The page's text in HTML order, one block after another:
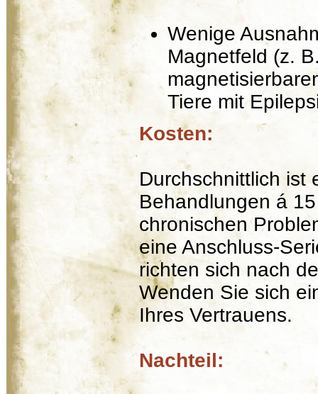
Wenige
Magnetfeld (z.
Tiere mit
Kosten:
Durchschnittlich ist
Behandlungen á
chronischen
eine Anschluss-
richten sich nach
Wenden Sie sich
Ihres Vertrauens.
Nachteil: